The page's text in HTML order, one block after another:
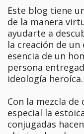
Este blog tiene
de la manera
ayudarte a
la creación de
esencia de un
persona
ideología heroíca.
Con la mezcla
especial la
conjugadas